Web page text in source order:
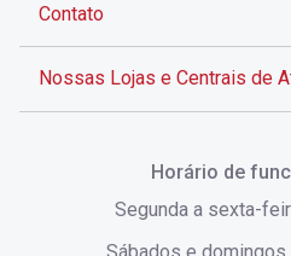
Contato
Nossas Lojas e Centrais de
Horário de
Segunda a sexta-